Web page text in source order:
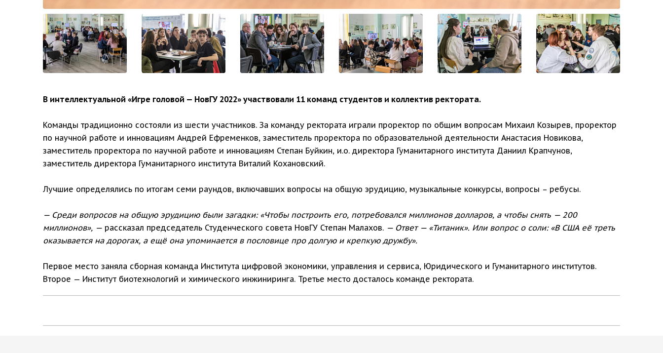
В интеллектуальной «Игре головой — НовГУ 2022» участвовали 11 команд студентов и коллектив ректората.
Команды традиционно состояли из шести участников. За команду ректората играли проректор по общим вопросам Михаил Козырев, проректор
по научной работе и инновациям Андрей Ефременков, заместитель проректора по образовательной деятельности Анастасия Новикова,
заместитель проректора по научной работе и инновациям Степан Буйкин, и.о. директора Гуманитарного института Даниил Крапчунов,
заместитель директора Гуманитарного института Виталий Кохановский.
Лучшие определялись по итогам семи раундов, включавших вопросы на общую эрудицию, музыкальные конкурсы, вопросы – ребусы.
— Среди вопросов на общую эрудицию были загадки: «Чтобы построить его, потребовался миллионов долларов, а чтобы снять — 200
миллионов», — рассказал председатель Студенческого совета НовГУ Степан Малахов. — Ответ — «Титаник». Или вопрос о соли: «В США её треть
оказывается на дорогах, а ещё она упоминается в пословице про долгую и крепкую дружбу».
Первое место заняла сборная команда Института цифровой экономики, управления и сервиса, Юридического и Гуманитарного институтов.
Второе — Институт биотехнологий и химического инжиниринга. Третье место досталось команде ректората.